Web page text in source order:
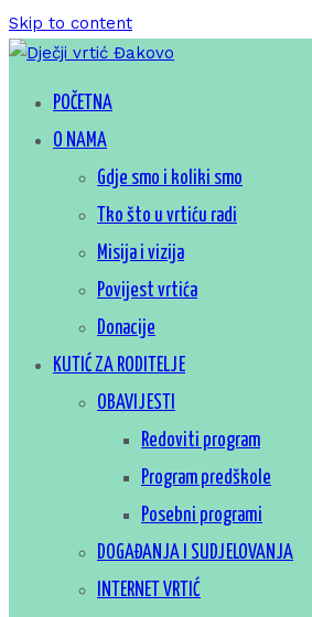
Skip to content
Dječji vrtić Đakovo
Za sretno djetinjstvo
POČETNA
O NAMA
Gdje smo i koliki smo
Tko što u vrtiću radi
Misija i vizija
Povijest vrtića
Donacije
KUTIĆ ZA RODITELJE
OBAVIJESTI
Redoviti program
Program predškole
Posebni programi
DOGAĐANJA I SUDJELOVANJA
INTERNET VRTIĆ